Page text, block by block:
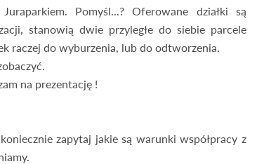
Pomyśl...? Oferowane działki są
stanowią dwie przyległe do siebie parcele
raczej do wyburzenia, lub do odtworzenia.
na prezentację !
zapytaj jakie są warunki współpracy z